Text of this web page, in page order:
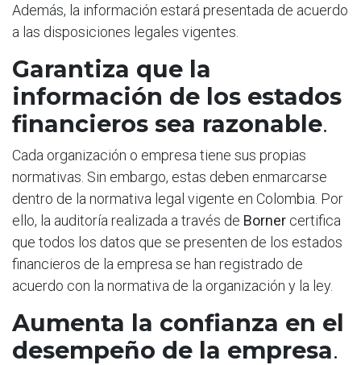
Además, la información estará presentada de acuerdo
a las disposiciones legales vigentes.
Garantiza que la
información de los estados
financieros sea razonable.
Cada organización o empresa tiene sus propias
normativas. Sin embargo, estas deben enmarcarse
dentro de la normativa legal vigente en Colombia. Por
ello, la auditoría realizada a través de Borner certifica
que todos los datos que se presenten de los estados
financieros de la empresa se han registrado de
acuerdo con la normativa de la organización y la ley.
Aumenta la confianza en el
desempeño de la empresa.